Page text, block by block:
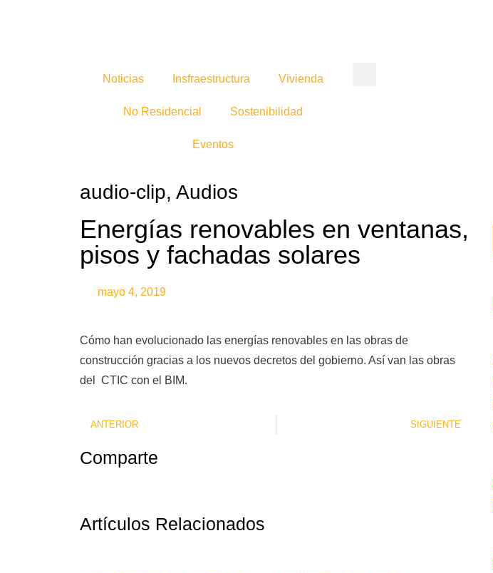
Noticias Insfraestructura Vivienda
No Residencial Sostenibilidad
Eventos
audio-clip, Audios
Energías renovables en ventanas,
pisos y fachadas solares
mayo 4, 2019
Cómo han evolucionado las energías renovables en las obras de
construcción gracias a los nuevos decretos del gobierno. Así van las obras
del CTIC con el BIM.
ANTERIOR SIGUIENTE
Comparte
Artículos Relacionados